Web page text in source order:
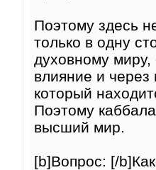
Поэтому здесь
только в одну
духовному миру,
влияние и
который
Поэтому
высший мир.
[b]Вопрос: [/